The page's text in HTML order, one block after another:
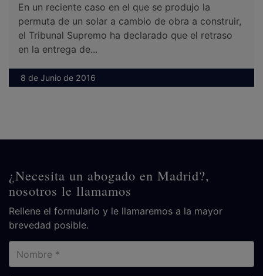
En un reciente caso en el que se produjo la
permuta de un solar a cambio de obra a construir,
el Tribunal Supremo ha declarado que el retraso
en la entrega de...
8 de Junio de 2016
¿Necesita un abogado en Madrid?,
nosotros le llamamos
Rellene el formulario y le llamaremos a la mayor
brevedad posible.